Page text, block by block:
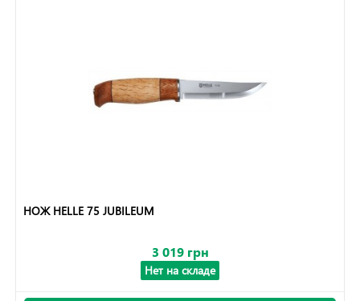
НОЖ HELLE 75 JUBILEUM
3 019 грн
Нет на складе